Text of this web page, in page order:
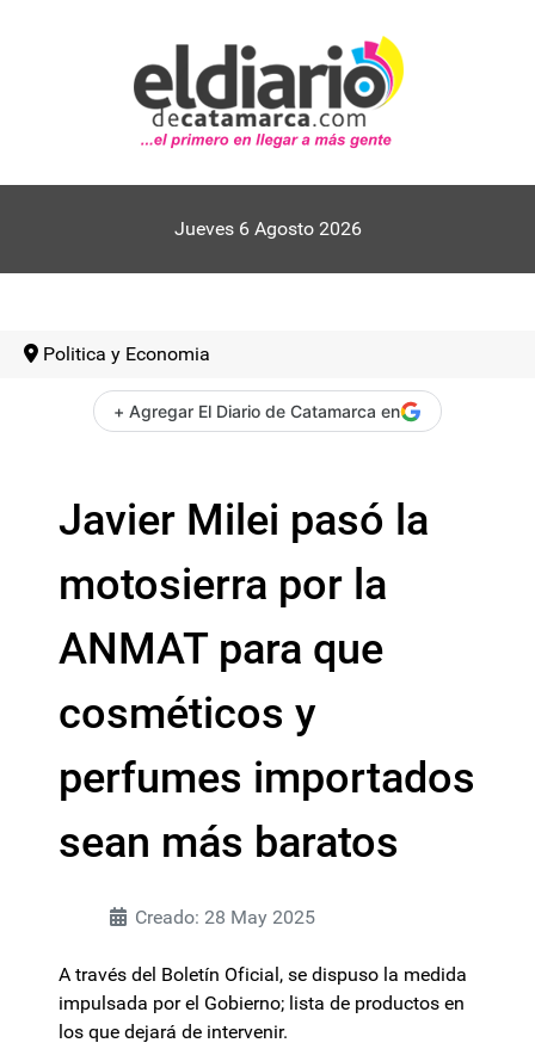
Jueves 6 Agosto 2026
Politica y Economia
+ Agregar El Diario de Catamarca en
Javier Milei pasó la
motosierra por la
ANMAT para que
cosméticos y
perfumes importados
sean más baratos
Creado: 28 May 2025
A través del Boletín Oficial, se dispuso la medida
impulsada por el Gobierno; lista de productos en
los que dejará de intervenir.